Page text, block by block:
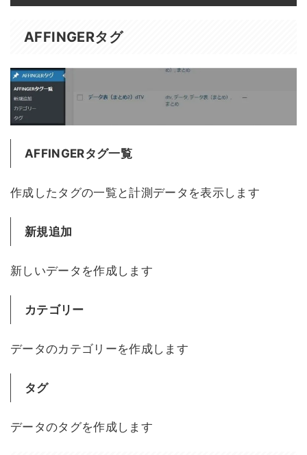
AFFINGERタグ
AFFINGERタグ一覧
作成したタグの一覧と計測データを表示します
新規追加
新しいデータを作成します
カテゴリー
データのカテゴリーを作成します
タグ
データのタグを作成します